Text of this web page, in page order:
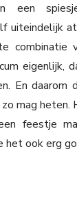
een
uiteindelijk
combinatie
eigenlijk,
En daarom
mag heten.
feestje
het ook erg